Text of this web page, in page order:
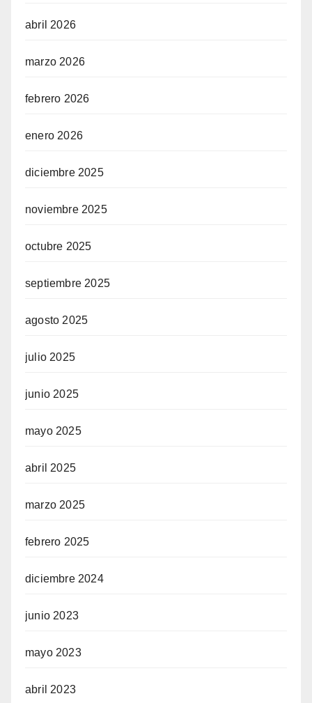
abril 2026
marzo 2026
febrero 2026
enero 2026
diciembre 2025
noviembre 2025
octubre 2025
septiembre 2025
agosto 2025
julio 2025
junio 2025
mayo 2025
abril 2025
marzo 2025
febrero 2025
diciembre 2024
junio 2023
mayo 2023
abril 2023